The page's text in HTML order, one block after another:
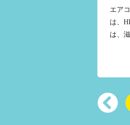
エア
は、
は、